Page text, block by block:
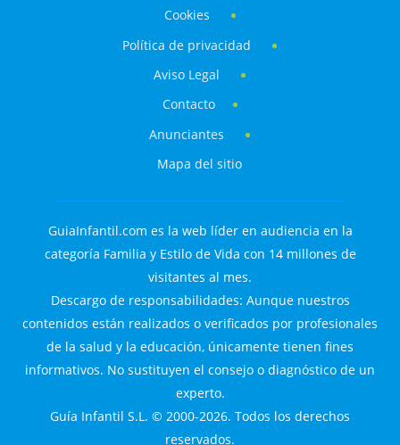
Cookies
Política de privacidad
Aviso Legal
Contacto
Anunciantes
Mapa del sitio
GuiaInfantil.com es la web líder en audiencia en la
categoría Familia y Estilo de Vida con 14 millones de
visitantes al mes.
Descargo de responsabilidades: Aunque nuestros
contenidos están realizados o verificados por profesionales
de la salud y la educación, únicamente tienen fines
informativos. No sustituyen el consejo o diagnóstico de un
experto.
Guía Infantil S.L. © 2000-2026. Todos los derechos
reservados.